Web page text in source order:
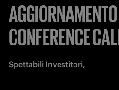
CONFERENCE
Spettabili Investitori,